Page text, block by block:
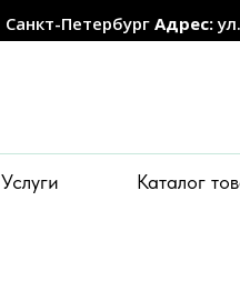
Санкт-Петербург Адрес:
Услуги Каталог